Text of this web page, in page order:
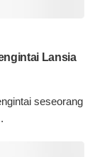
Lansia
seseorang